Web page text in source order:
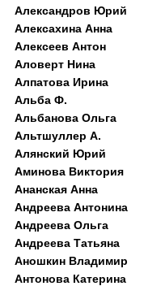
Александров Юрий
Алексахина Анна
Алексеев Антон
Аловерт Нина
Алпатова Ирина
Альба Ф.
Альбанова Ольга
Альтшуллер А.
Алянский Юрий
Аминова Виктория
Ананская Анна
Андреева Антонина
Андреева Ольга
Андреева Татьяна
Аношкин Владимир
Антонова Катерина